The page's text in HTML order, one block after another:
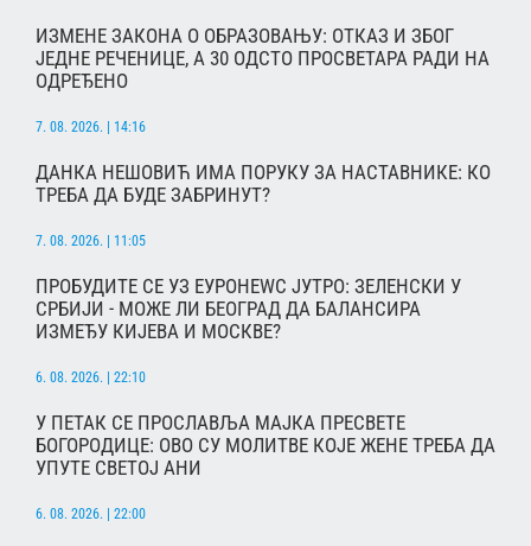
ИЗМЕНЕ ЗАКОНА О ОБРАЗОВАЊУ: ОТКАЗ И ЗБОГ
ЈЕДНЕ РЕЧЕНИЦЕ, А 30 ОДСТО ПРОСВЕТАРА РАДИ НА
ОДРЕЂЕНО
7. 08. 2026. | 14:16
ДАНКА НЕШОВИЋ ИМА ПОРУКУ ЗА НАСТАВНИКЕ: КО
ТРЕБА ДА БУДЕ ЗАБРИНУТ?
7. 08. 2026. | 11:05
ПРОБУДИТЕ СЕ УЗ ЕУРОНЕWС ЈУТРО: ЗЕЛЕНСКИ У
СРБИЈИ - МОЖЕ ЛИ БЕОГРАД ДА БАЛАНСИРА
ИЗМЕЂУ КИЈЕВА И МОСКВЕ?
6. 08. 2026. | 22:10
У ПЕТАК СЕ ПРОСЛАВЉА МАЈКА ПРЕСВЕТЕ
БОГОРОДИЦЕ: ОВО СУ МОЛИТВЕ КОЈЕ ЖЕНЕ ТРЕБА ДА
УПУТЕ СВЕТОЈ АНИ
6. 08. 2026. | 22:00